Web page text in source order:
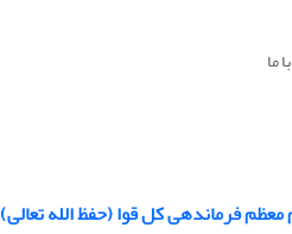
ما
فرماندهی کل قوا (حفظ الله تعالی)